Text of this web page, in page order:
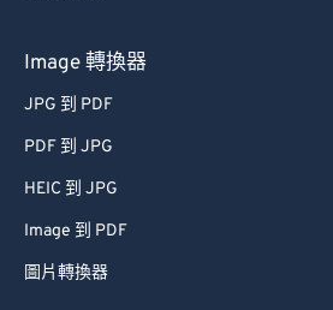
Image 轉換器
JPG 到 PDF
PDF 到 JPG
HEIC 到 JPG
Image 到 PDF
圖片轉換器